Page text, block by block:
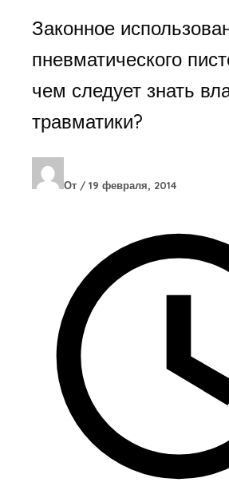
Законное
пневматического
чем следует знать
травматики?
От / 19 февраля, 2014